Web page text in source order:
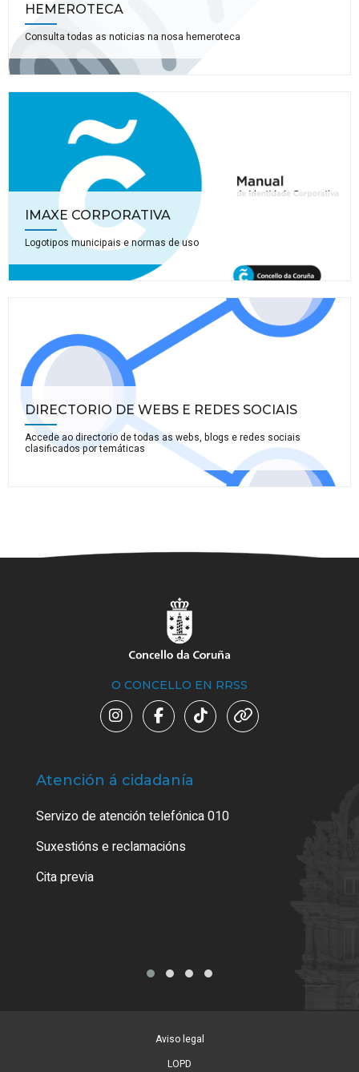
HEMEROTECA
Consulta todas as noticias na nosa hemeroteca
IMAXE CORPORATIVA
Logotipos municipais e normas de uso
DIRECTORIO DE WEBS E REDES SOCIAIS
Accede ao directorio de todas as webs, blogs e redes sociais
clasificados por temáticas
O CONCELLO EN RRSS
Atención á cidadanía
Servizo de atención telefónica 010
Suxestións e reclamacións
Cita previa
Aviso legal
LOPD